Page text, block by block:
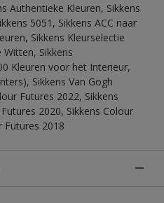
Authentieke Kleuren, Sikkens
5051, Sikkens ACC naar
Sikkens Kleurselectie
Witten, Sikkens
Kleuren voor het Interieur,
Sikkens Van Gogh
Futures 2022, Sikkens
2020, Sikkens Colour
Futures 2018